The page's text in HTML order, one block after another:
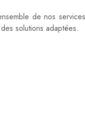
de nos
solutions adaptées.